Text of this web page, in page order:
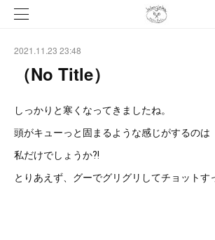
2021.11.23 23:48
（No Title）
しっかりと寒くなってきましたね。
頭がキューっと固まるような感じがするのは
私だけでしょうか⁈
とりあえず、グーでグリグリしてチョットす